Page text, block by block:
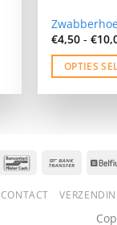
€4,50 - €
OPTIES
variaties.
optie
BancontactBank
CONTACT